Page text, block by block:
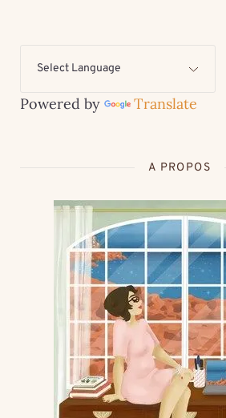
Powered by Translate
A PROPOS